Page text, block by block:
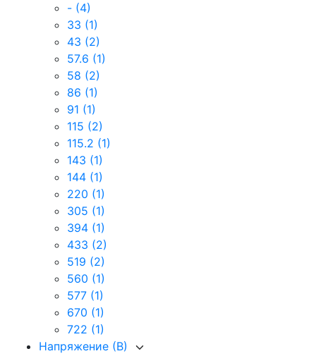
- (4)
33 (1)
43 (2)
57.6 (1)
58 (2)
86 (1)
91 (1)
115 (2)
115.2 (1)
143 (1)
144 (1)
220 (1)
305 (1)
394 (1)
433 (2)
519 (2)
560 (1)
577 (1)
670 (1)
722 (1)
Напряжение (В)